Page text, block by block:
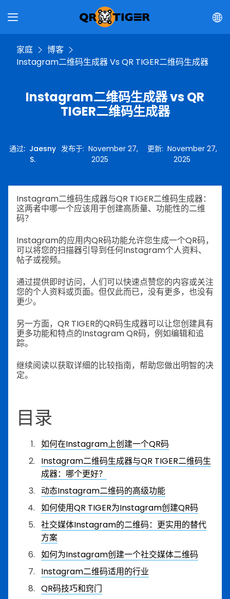
家庭
博客
Instagram二维码生成器 Vs QR TIGER二维码生成器
Instagram二维码生成器 vs QR
TIGER二维码生成器
通过: Jaesny
S.
发布于:November 27,
2025
更新: November 27,
2025
Instagram二维码生成器与QR TIGER二维码生成器：
这两者中哪一个应该用于创建高质量、功能性的二维
码？
Instagram的应用内QR码功能允许您生成一个QR码，
可以将您的扫描器引导到任何Instagram个人资料、
帖子或视频。
通过提供即时访问，人们可以快速点赞您的内容或关注
您的个人资料或页面。但仅此而已，没有更多，也没有
更少。
另一方面，QR TIGER的QR码生成器可以让您创建具有
更多功能和特点的Instagram QR码，例如编辑和追
踪。
继续阅读以获取详细的比较指南，帮助您做出明智的决
定。
目录
如何在Instagram上创建一个QR码
Instagram二维码生成器与QR TIGER二维码生
成器：哪个更好？
动态Instagram二维码的高级功能
如何使用QR TIGER为Instagram创建QR码
社交媒体Instagram的二维码：更实用的替代
方案
如何为Instagram创建一个社交媒体二维码
Instagram二维码适用的行业
QR码技巧和窍门